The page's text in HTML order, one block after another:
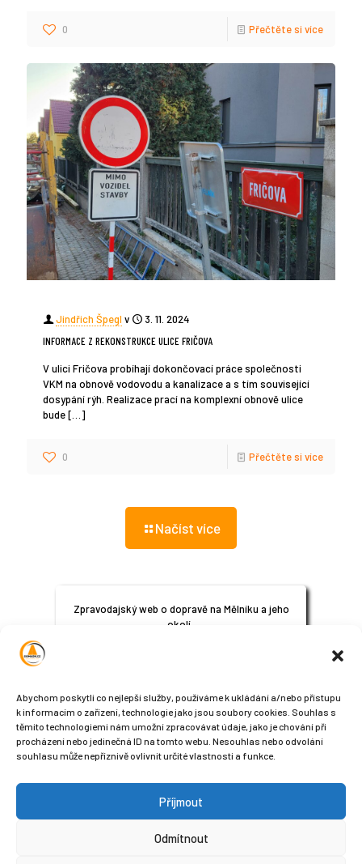
Abychom poskytli co nejlepší služby, používáme k ukládání a/nebo přístupu
k informacím o zařízení, technologie jako jsou soubory cookies. Souhlas s
těmito technologiemi nám umožní zpracovávat údaje, jako je chování při
procházení nebo jedinečná ID na tomto webu. Nesouhlas nebo odvolání
souhlasu může nepříznivě ovlivnit určité vlastnosti a funkce.
Příjmout
Odmítnout
0 Přečtěte si více
Jindřich Špegl v
3. 11. 2024
INFORMACE Z REKONSTRUKCE ULICE FRIČOVA
V ulici Fričova probíhají dokončovací práce společnosti
VKM na obnově vodovodu a kanalizace a s tím související
dosypání rýh. Realizace prací na komplexní obnově ulice
bude[…]
0 Přečtěte si více
Načíst více
Zpravodajský web o dopravě na Mělníku a jeho
okolí.
Sledujte nás na sociálních sítích